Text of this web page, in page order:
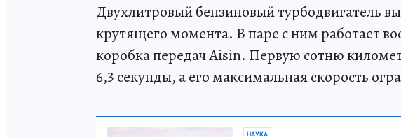
Двухлитровый бензиновый турбодвигатель
крутящего момента. В паре с ним работает
коробка передач Aisin. Первую сотню
6,3 секунды, а его максимальная скорость
НАУКА